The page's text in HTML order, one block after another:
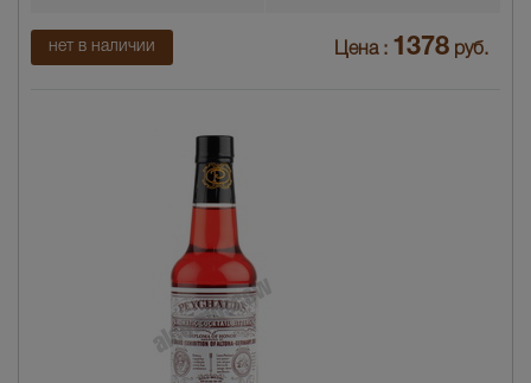
нет в наличии Цена : 1378 руб.